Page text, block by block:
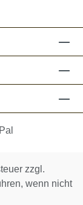
zzgl.
wenn nicht